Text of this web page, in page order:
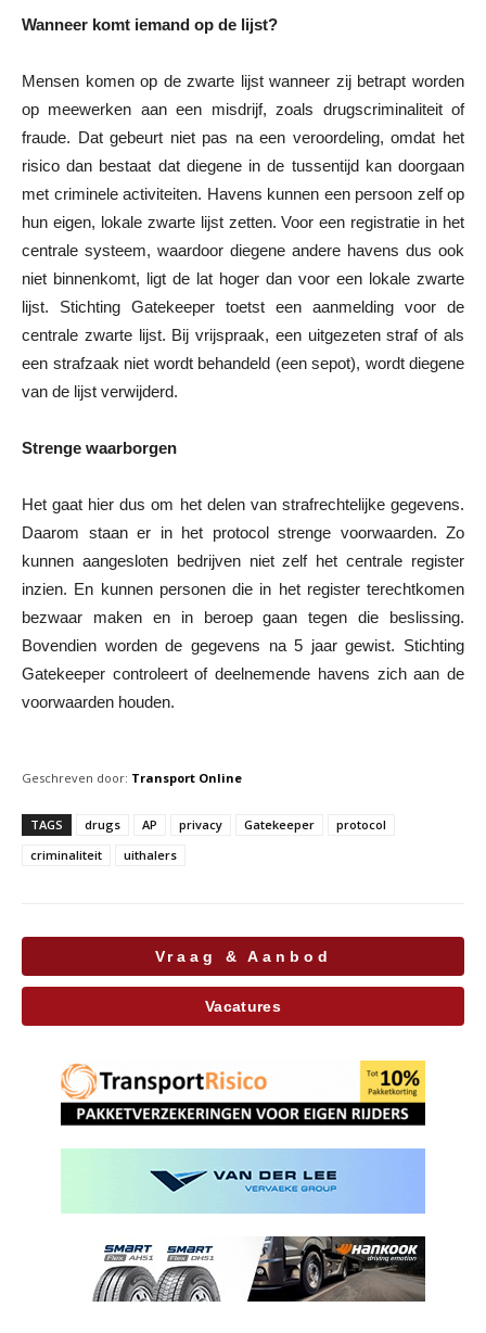
Wanneer komt iemand op de lijst?
Mensen komen op de zwarte lijst wanneer zij betrapt worden
op meewerken aan een misdrijf, zoals drugscriminaliteit of
fraude. Dat gebeurt niet pas na een veroordeling, omdat het
risico dan bestaat dat diegene in de tussentijd kan doorgaan
met criminele activiteiten. Havens kunnen een persoon zelf op
hun eigen, lokale zwarte lijst zetten. Voor een registratie in het
centrale systeem, waardoor diegene andere havens dus ook
niet binnenkomt, ligt de lat hoger dan voor een lokale zwarte
lijst. Stichting Gatekeeper toetst een aanmelding voor de
centrale zwarte lijst. Bij vrijspraak, een uitgezeten straf of als
een strafzaak niet wordt behandeld (een sepot), wordt diegene
van de lijst verwijderd.
Strenge waarborgen
Het gaat hier dus om het delen van strafrechtelijke gegevens.
Daarom staan er in het protocol strenge voorwaarden. Zo
kunnen aangesloten bedrijven niet zelf het centrale register
inzien. En kunnen personen die in het register terechtkomen
bezwaar maken en in beroep gaan tegen die beslissing.
Bovendien worden de gegevens na 5 jaar gewist. Stichting
Gatekeeper controleert of deelnemende havens zich aan de
voorwaarden houden.
Geschreven door: Transport Online
TAGS drugs AP privacy Gatekeeper
protocol
criminaliteit
uithalers
Vraag & Aanbod
Vacatures